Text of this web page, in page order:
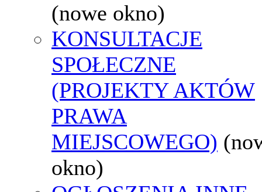
(nowe okno)
KONSULTACJE
SPOŁECZNE
(PROJEKTY AKTÓW
PRAWA
MIEJSCOWEGO)
okno)